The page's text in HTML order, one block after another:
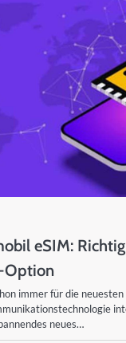
eSIM:
Option
immer für die
neues…